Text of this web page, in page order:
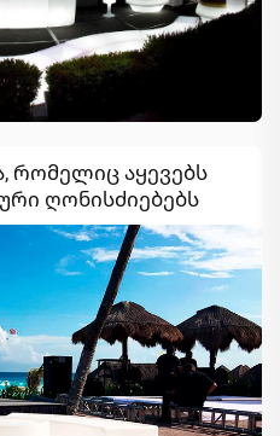
რომელიც აყევებს
ღონისძიებებს